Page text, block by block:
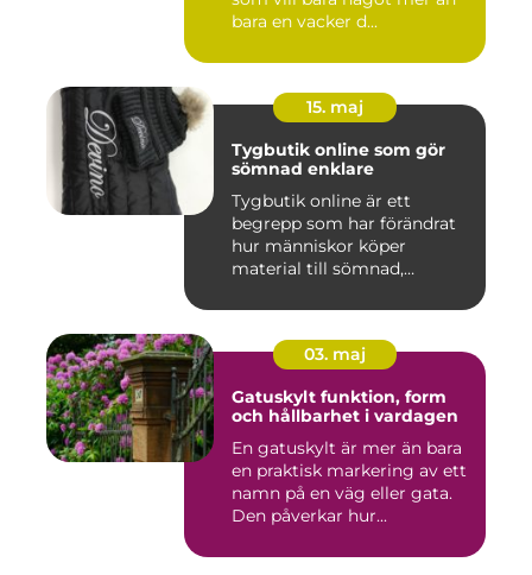
bara en vacker d...
15. maj
Tygbutik online som gör
sömnad enklare
Tygbutik online är ett
begrepp som har förändrat
hur människor köper
material till sömnad,
03. maj
Gatuskylt funktion, form
och hållbarhet i vardagen
En gatuskylt är mer än bara
en praktisk markering av ett
namn på en väg eller gata.
Den påverkar hur...